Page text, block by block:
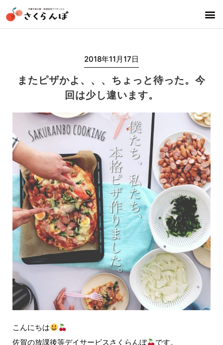
2018年11月17日
またピザかよ、、、ちょっと待った。今
回は少し違います。
こんにちは
佐賀の放課後等デイサービスさくらんぼ
です。